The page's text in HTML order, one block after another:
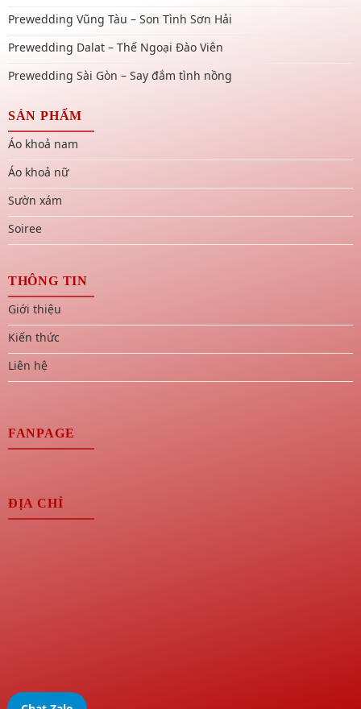
Prewedding Vũng Tàu – Son Tình Sơn Hải
Prewedding Dalat – Thế Ngoại Đào Viên
Prewedding Sài Gòn – Say đắm tình nồng
SẢN PHẨM
Áo khoả nam
Áo khoả nữ
Sườn xám
Soiree
THÔNG TIN
Giới thiệu
Kiến thức
Liên hệ
FANPAGE
ĐỊA CHỈ